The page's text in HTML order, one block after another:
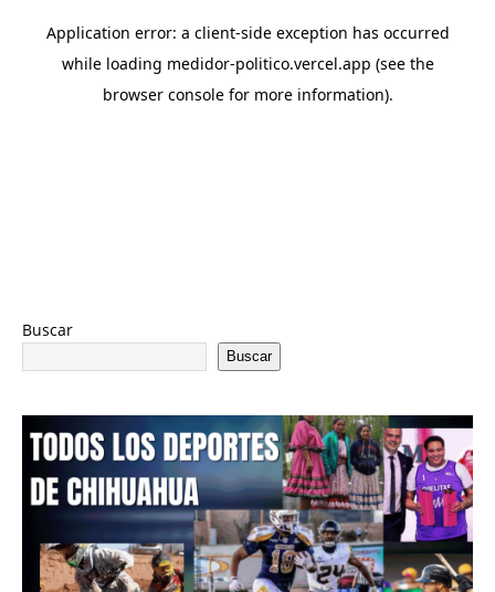
Buscar
Buscar